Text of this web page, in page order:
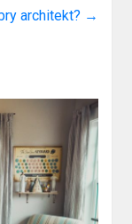
architekt? →